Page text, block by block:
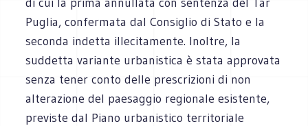
Puglia, confermata dal Consiglio di Stato e la
seconda indetta illecitamente. Inoltre, la
suddetta variante urbanistica è stata approvata
senza tener conto delle prescrizioni di non
alterazione del paesaggio regionale esistente,
previste dal Piano urbanistico territoriale